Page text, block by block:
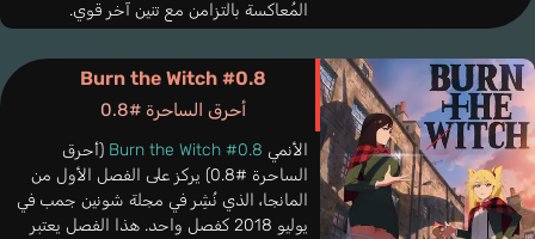
المُعاكسة بالتزامن مع تنين آخر قوي.
Burn the Witch #0.8
أحرق الساحرة #0.8
الأنمي Burn the Witch #0.8 (أحرق
الساحرة #0.8) يركز على الفصل الأول من
المانجا، الذي نُشِر في مجلة شونين جمب في
يوليو 2018 كفصل واحد. هذا الفصل يعتبر